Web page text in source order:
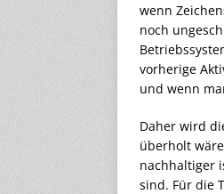
wenn
noch
vorherige
und wenn
Daher wird
überholt
nachhaltiger
sind. Für die